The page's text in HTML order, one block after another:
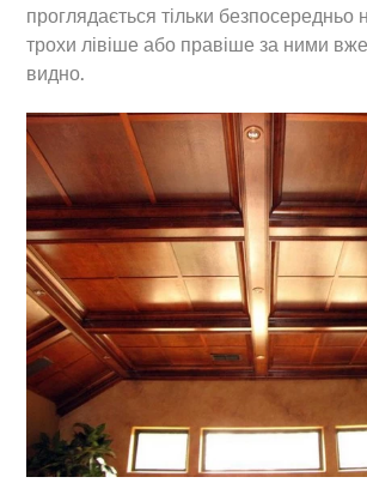
проглядається тільки безпосередньо
трохи лівіше або правіше за ними вже
видно.